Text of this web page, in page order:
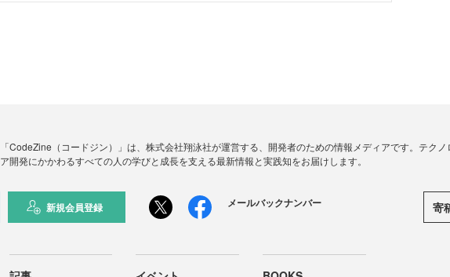
「CodeZine（コードジン）」は、株式会社翔泳社が運営する、開発者のための情報メディアです。テク
ア開発にかかわるすべての人の学びと成長を支える最新情報と実践知をお届けします。
新規会員登録 メールバックナンバー 寄